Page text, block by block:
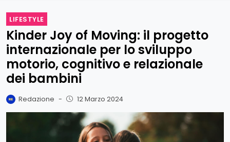
LIFESTYLE
Kinder Joy of Moving: il progetto
internazionale per lo sviluppo
motorio, cognitivo e relazionale
dei bambini
Redazione - 12 Marzo 2024